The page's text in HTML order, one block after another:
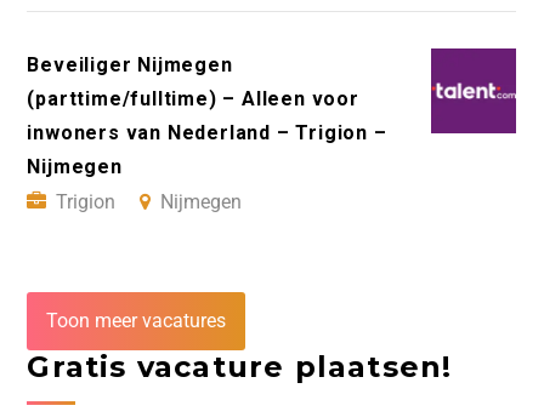
Beveiliger Nijmegen
(parttime/fulltime) – Alleen voor
inwoners van Nederland – Trigion –
Nijmegen
Trigion
Nijmegen
Toon meer vacatures
Gratis vacature plaatsen!